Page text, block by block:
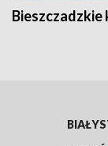
Bieszczadzkie